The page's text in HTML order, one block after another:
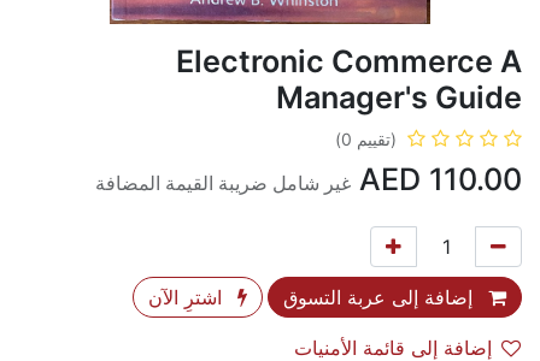
Electronic Commerce A
Manager's Guide
(تقييم 0)
110.00 غير شامل ضريبة القيمة المضافة
إضافة إلى عربة التسوق اشترِ الآن
إضافة إلى قائمة الأمنيات